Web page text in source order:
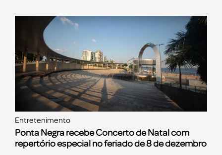
Entretenimento
Ponta Negra recebe Concerto de Natal com
repertório especial no feriado de 8 de dezembro